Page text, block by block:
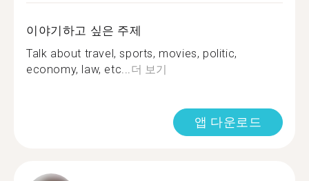
이야기하고 싶은 주제
Talk about travel, sports, movies, politic,
economy, law, etc...더 보기
앱 다운로드